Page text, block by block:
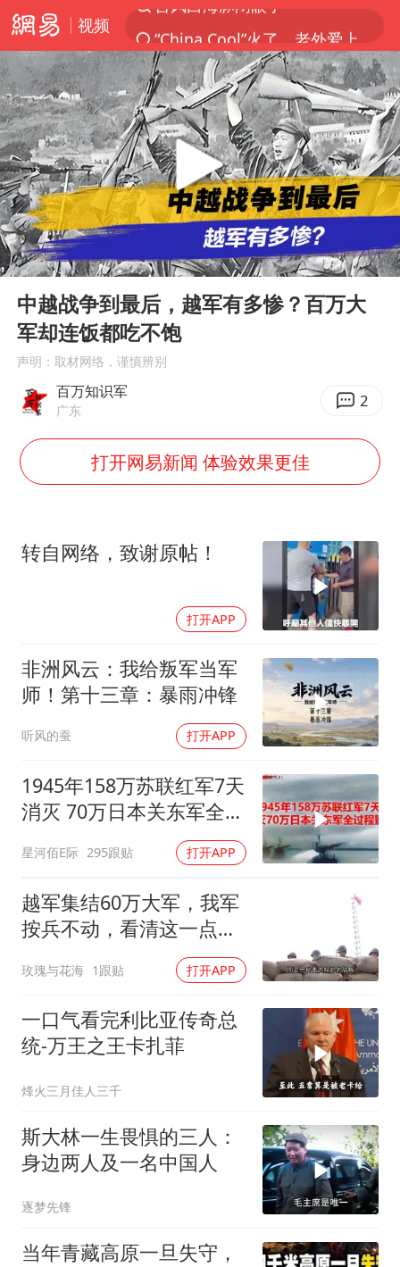
视频
中国东方电气集团原党组副书记、董事宋致远被查
俄黑客称掌握北约直接参与袭俄证据
浙江海事局启动Ⅰ级防台应急响应
预计“白海豚”明晚将在浙江舟山到福建福鼎一带沿海登陆
云南一地村民过火把节意外灼伤16人
用AI造出新病毒意味着什么
今年第二强台风将带来多大影响
美股创4月份以来最大单周涨幅
台州《告全体市民书》：非必要不外出
泰国校园枪击事件已致8死30余伤
胡彦斌获《歌手2026》歌王
美参院通过一项对俄能源领域制裁法案
四川宜宾地震网友称睡觉被摇醒
夯实基础开新局
Play
00:00 01:55
中越战争到最后，越军有多惨？百万大
军却连饭都吃不饱
声明：取材网络，谨慎辨别
百万知识军
广东 2
打开网易新闻 体验效果更佳
转自网络，致谢原帖！
打开APP
非洲风云：我给叛军当军
师！第十三章：暴雨冲锋
听风的蚕 打开APP
1945年158万苏联红军7天
消灭 70万日本关东军全过
星河佰E际 295跟贴 打开APP
越军集结60万大军，我军
按兵不动，看清这一点便
玫瑰与花海 1跟贴 打开APP
一口气看完利比亚传奇总
统-万王之王卡扎菲
烽火三月佳人三千
斯大林一生畏惧的三人：
身边两人及一名中国人
逐梦先锋
当年青藏高原一旦失守，